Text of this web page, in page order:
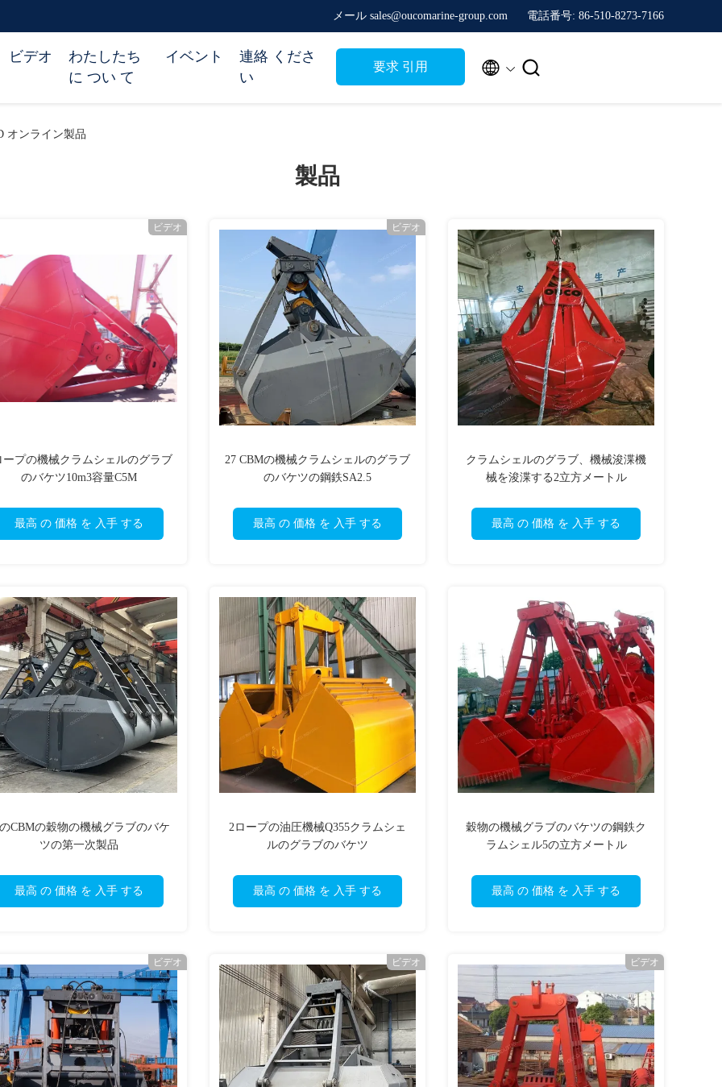
メール sales@oucomarine-group.com 電話番号: 86-510-8273-7166
ビデオ
わたしたち
に つい て
イベント
連絡 くださ
い
要求 引用  
オンライン製品
製品
ビデオ
ープの機械クラムシェルのグラブ
のバケツ10m3容量C5M
最高 の 価格 を 入手 する
ビデオ
27 CBMの機械クラムシェルのグラブ
のバケツの鋼鉄SA2.5
最高 の 価格 を 入手 する
クラムシェルのグラブ、機械浚渫機
械を浚渫する2立方メートル
最高 の 価格 を 入手 する
CBMの穀物の機械グラブのバケ
ツの第一次製品
最高 の 価格 を 入手 する
2ロープの油圧機械Q355クラムシェ
ルのグラブのバケツ
最高 の 価格 を 入手 する
穀物の機械グラブのバケツの鋼鉄ク
ラムシェル5の立方メートル
最高 の 価格 を 入手 する
ビデオ ビデオ ビデオ